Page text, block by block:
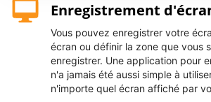
Enregistrement
Vous pouvez enregistrer votre
écran ou définir la zone que vous
enregistrer. Une application pour
n'a jamais été aussi simple à
n'importe quel écran affiché par